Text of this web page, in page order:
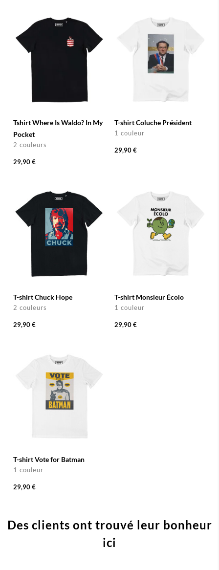
Tshirt Where Is Waldo? In My
Pocket
2 couleurs
29,90 €
T-shirt Coluche Président
1 couleur
29,90 €
T-shirt Chuck Hope
2 couleurs
29,90 €
T-shirt Monsieur Écolo
1 couleur
29,90 €
T-shirt Vote for Batman
1 couleur
29,90 €
Des clients ont trouvé leur bonheur
ici